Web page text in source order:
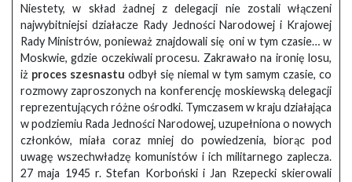
Niestety, w skład żadnej z delegacji nie zostali włączeni
najwybitniejsi działacze Rady Jedności Narodowej i Krajowej
Rady Ministrów, ponieważ znajdowali się oni w tym czasie… w
Moskwie, gdzie oczekiwali procesu. Zakrawało na ironię losu,
iż proces szesnastu odbył się niemal w tym samym czasie, co
rozmowy zaproszonych na konferencję moskiewską delegacji
reprezentujących różne ośrodki. Tymczasem w kraju działająca
w podziemiu Rada Jedności Narodowej, uzupełniona o nowych
członków, miała coraz mniej do powiedzenia, biorąc pod
uwagę wszechwładzę komunistów i ich militarnego zaplecza.
27 maja 1945 r. Stefan Korboński i Jan Rzepecki skierowali